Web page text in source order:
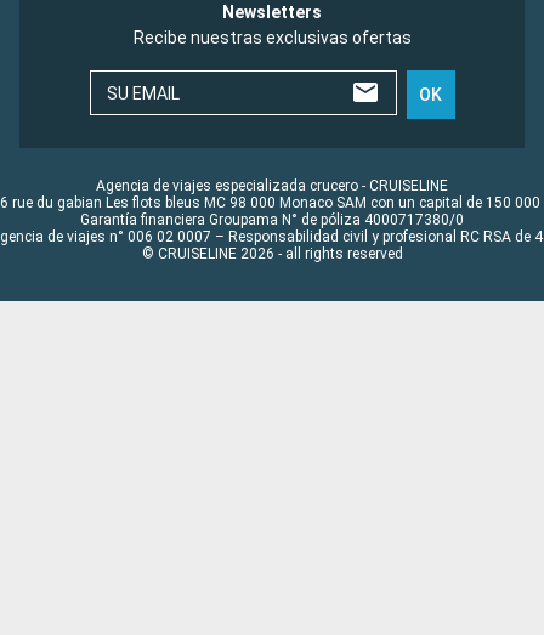
Newsletters
Recibe nuestras exclusivas ofertas
SU EMAIL OK
Agencia de viajes especializada crucero - CRUISELINE
rue du gabian Les flots bleus MC 98 000 Monaco SAM con un capital de 150 000
Garantía financiera Groupama N° de póliza 4000717380/0
de viajes n° 006 02 0007 – Responsabilidad civil y profesional RC RSA de
© CRUISELINE 2026 - all rights reserved